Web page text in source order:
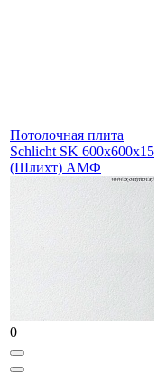
Потолочная плита
Schlicht SK 600x600x15
(Шлихт) АМФ
0